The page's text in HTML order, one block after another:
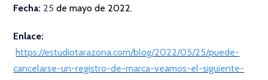
Fecha: 25de mayo de 2022.
Enlace:
https://estudiotarazona.com/blog/2022/05/25/puede-
cancelarse-un-registro-de-marca-veamos-el-siguiente-